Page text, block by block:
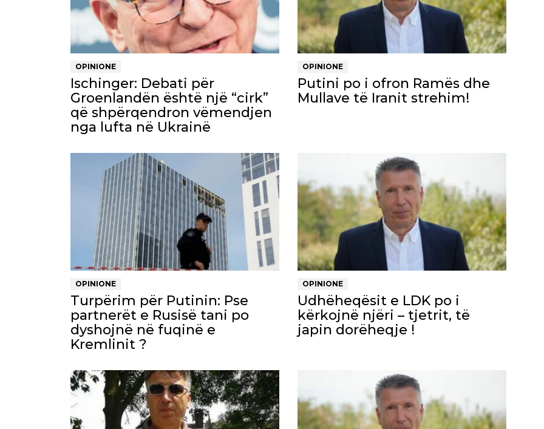
OPINIONE
Ischinger: Debati për
Groenlandën është një “cirk”
që shpërqendron vëmendjen
nga lufta në Ukrainë
OPINIONE
Putini po i ofron Ramës dhe
Mullave të Iranit strehim!
OPINIONE
Turpërim për Putinin: Pse
partnerët e Rusisë tani po
dyshojnë në fuqinë e
Kremlinit ?
OPINIONE
Udhëheqësit e LDK po i
kërkojnë njëri – tjetrit, të
japin dorëheqje !